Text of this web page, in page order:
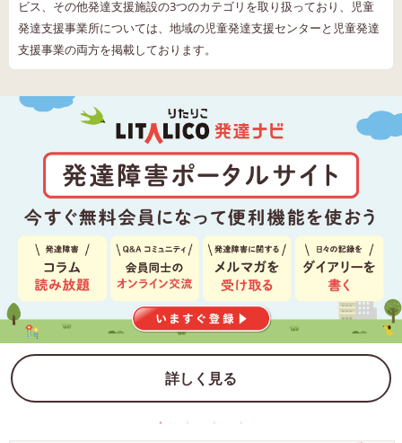
ビス、その他発達支援施設の3つのカテゴリを取り扱っており、児童
発達支援事業所については、地域の児童発達支援センターと児童発達
支援事業の両方を掲載しております。
詳しく見る